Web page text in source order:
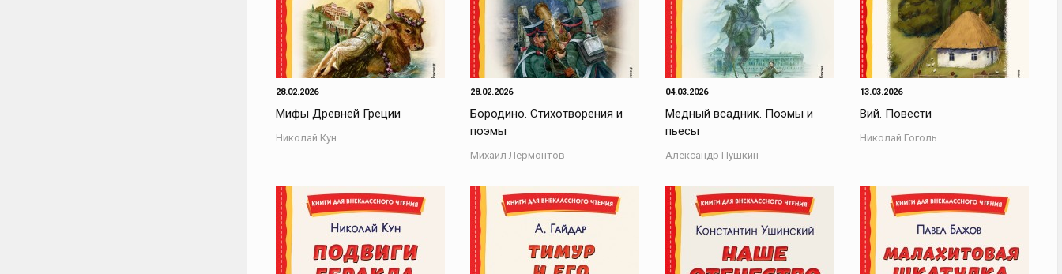
28.02.2026
Мифы Древней Греции
Николай Кун
28.02.2026
Бородино. Стихотворения и
поэмы
Михаил Лермонтов
04.03.2026
Медный всадник. Поэмы и
пьесы
Александр Пушкин
13.03.2026
Вий. Повести
Николай Гоголь